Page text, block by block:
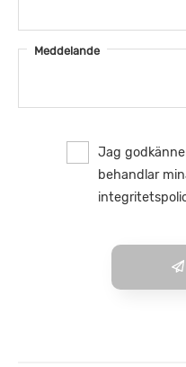
Meddelande
Jag
behandlar